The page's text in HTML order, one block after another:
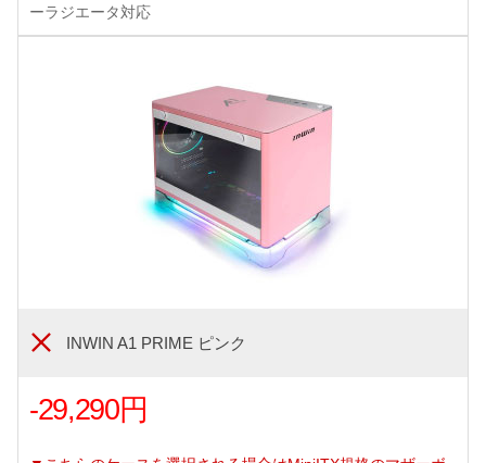
ーラジエータ対応
INWIN A1 PRIME ピンク
-29,290円